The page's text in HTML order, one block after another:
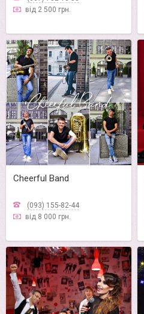
від 2 500 грн.
Cheerful Band
(093) 155-82-44
від 8 000 грн.